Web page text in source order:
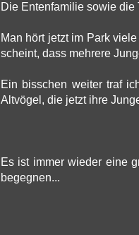
Die Entenfamilie sowie die
Man hört jetzt im Park
scheint, dass mehrere
Ein bisschen weiter traf
Altvögel, die jetzt ihre
Es ist immer wieder eine
begegnen...